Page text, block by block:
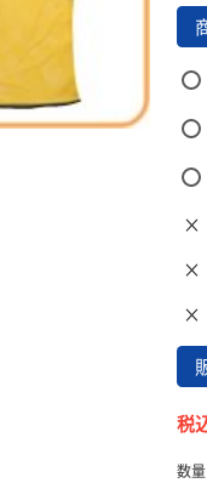
×
×
×
税
数量